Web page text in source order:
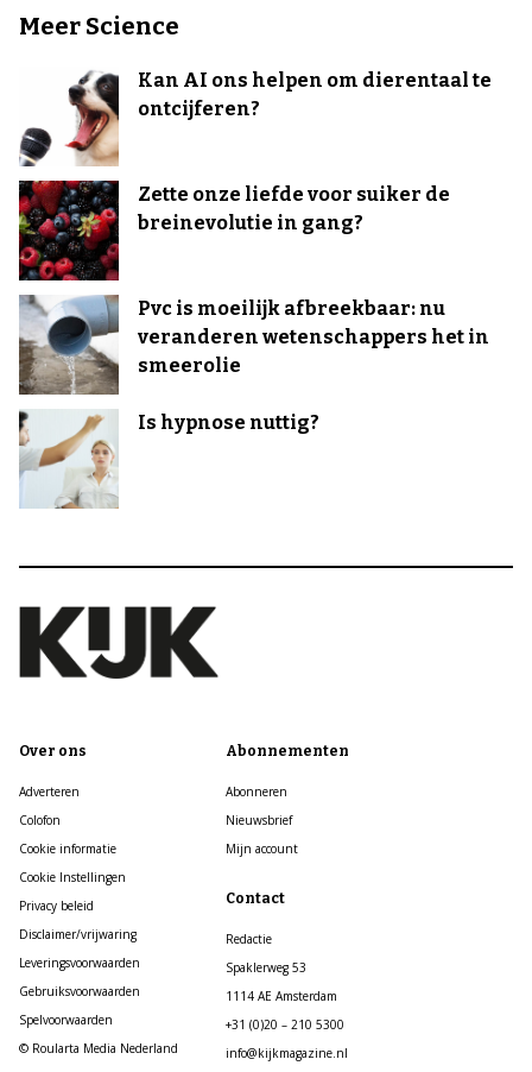
Meer Science
Kan AI ons helpen om dierentaal te
ontcijferen?
Zette onze liefde voor suiker de
breinevolutie in gang?
Pvc is moeilijk afbreekbaar: nu
veranderen wetenschappers het in
smeerolie
Is hypnose nuttig?
Over ons
Adverteren
Colofon
Cookie informatie
Cookie Instellingen
Privacy beleid
Disclaimer/vrijwaring
Leveringsvoorwaarden
Gebruiksvoorwaarden
Spelvoorwaarden
© Roularta Media Nederland
Abonnementen
Abonneren
Nieuwsbrief
Mijn account
Contact
Redactie
Spaklerweg 53
1114 AE Amsterdam
+31 (0)20 – 210 5300
info@kijkmagazine.nl